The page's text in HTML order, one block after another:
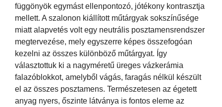
függönyök egymást ellenpontozó, jótékony kontrasztja
mellett. A szalonon kiállított műtárgyak sokszínűsége
miatt alapvetés volt egy neutrális posztamensrendszer
megtervezése, mely egyszerre képes összefogóan
kezelni az összes különböző műtárgyat. Így
választottuk ki a nagyméretű üreges vázkerámia
falazóblokkot, amelyből vágás, faragás nélkül készült
el az összes posztamens. Természetesen az égetett
anyag nyers, őszinte látványa is fontos eleme az